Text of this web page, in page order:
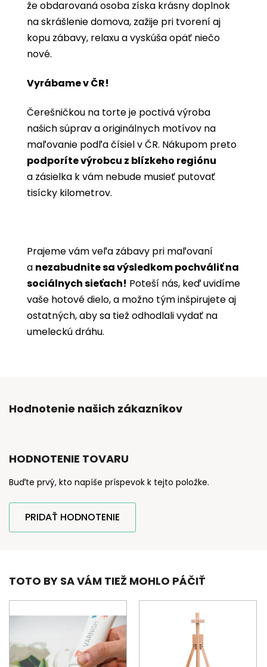
že obdarovaná osoba získa krásny doplnok
na skrášlenie domova, zažije pri tvorení aj
kopu zábavy, relaxu a vyskúša opäť niečo
nové.
Vyrábame v ČR!
Čerešničkou na torte je poctivá výroba
našich súprav a originálnych motívov na
maľovanie podľa čísiel v ČR. Nákupom preto
podporíte výrobcu z blízkeho regiónu
a zásielka k vám nebude musieť putovať
tisícky kilometrov.
Prajeme vám veľa zábavy pri maľovaní
a nezabudnite sa výsledkom pochváliť na
sociálnych sieťach! Poteší nás, keď uvidíme
vaše hotové dielo, a možno tým inšpirujete aj
ostatných, aby sa tiež odhodlali vydať na
umeleckú dráhu.
Hodnotenie našich zákazníkov
HODNOTENIE TOVARU
Buďte prvý, kto napíše príspevok k tejto položke.
PRIDAŤ HODNOTENIE
TOTO BY SA VÁM TIEŽ MOHLO PÁČIŤ